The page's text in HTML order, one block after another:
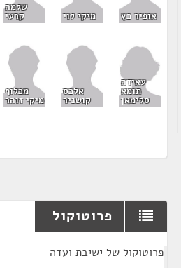
אופיר כץ מיקי לוי
שלמה
קרעי
עאידה
תומא
סלימאן
אלכס
קושניר
מכלוף
מיקי זוהר
פרוטוקול
פרוטוקול של ישיבת ועדה